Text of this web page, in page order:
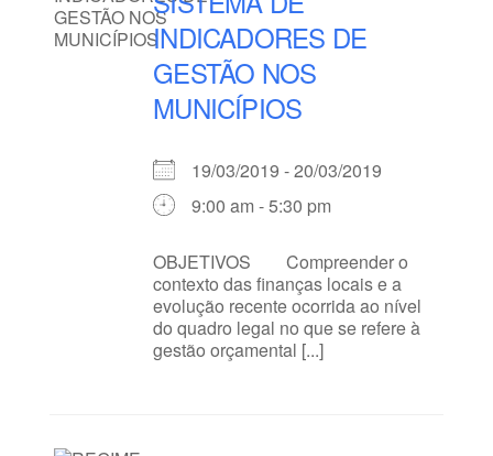
INDICADORES DE
GESTÃO NOS
MUNICÍPIOS
19/03/2019 - 20/03/2019
9:00 am - 5:30 pm
OBJETIVOS Compreender o
contexto das finanças locais e a
evolução recente ocorrida ao nível
do quadro legal no que se refere à
gestão orçamental [...]